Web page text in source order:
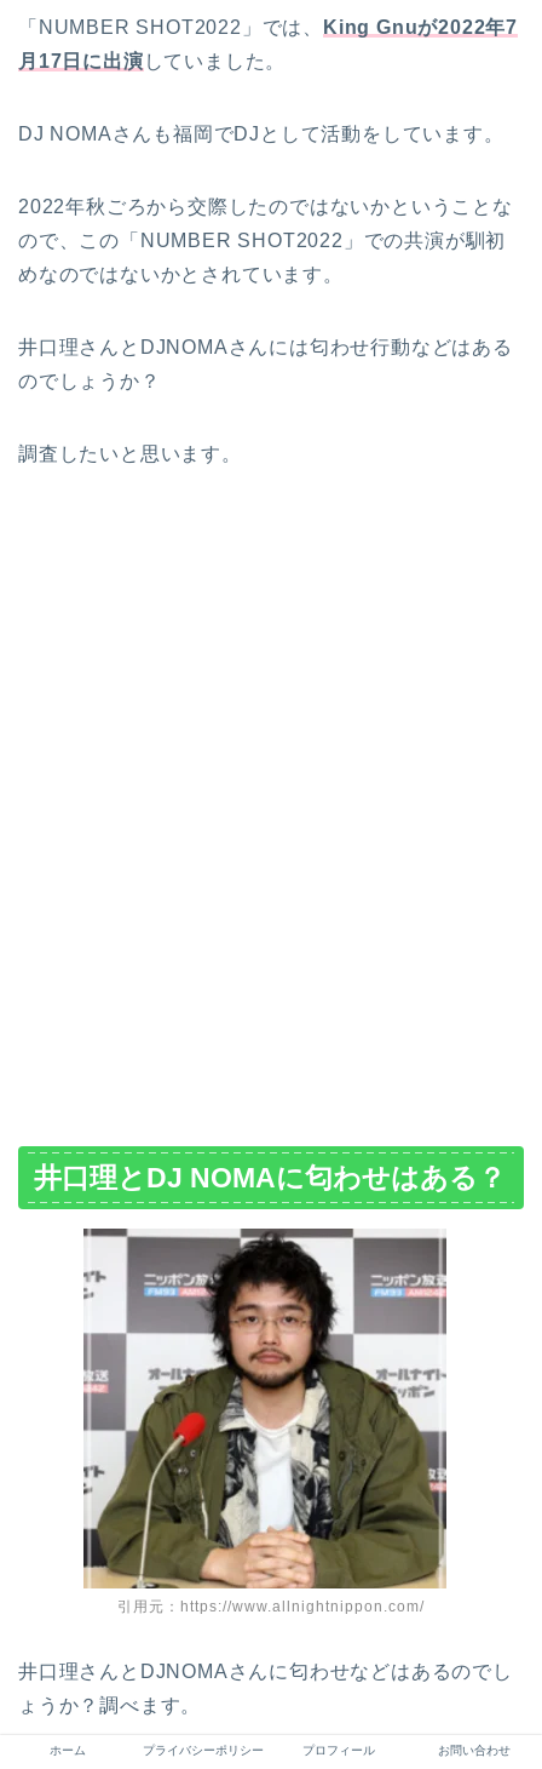
「NUMBER SHOT2022」では、
King Gnuが2022年7
月17日に出演 していました。
DJ NOMAさんも福岡でDJとして活動をしています。
2022年秋ごろから交際したのではないかということな
ので、この「NUMBER SHOT2022」での共演が馴初
めなのではないかとされています。
井口理さんとDJNOMAさんには匂わせ行動などはある
のでしょうか？
調査したいと思います。
井口理とDJ NOMAに匂わせはある？
引用元：https://www.allnightnippon.com/
井口理さんとDJNOMAさんに匂わせなどはあるのでし
ょうか？調べます。
ホーム プライバシーポリシー プロフィール お問い合わせ